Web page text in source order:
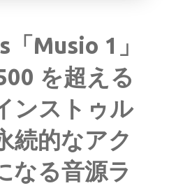
Musio 1」
を超える
ンストゥル
続的なアク
なる音源ラ